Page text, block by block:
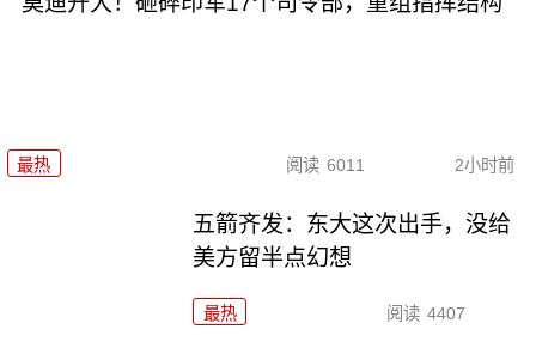
最热 阅读 6011 2小时前
五箭齐发：东大这次出手，没给
美方留半点幻想
最热 阅读 4407